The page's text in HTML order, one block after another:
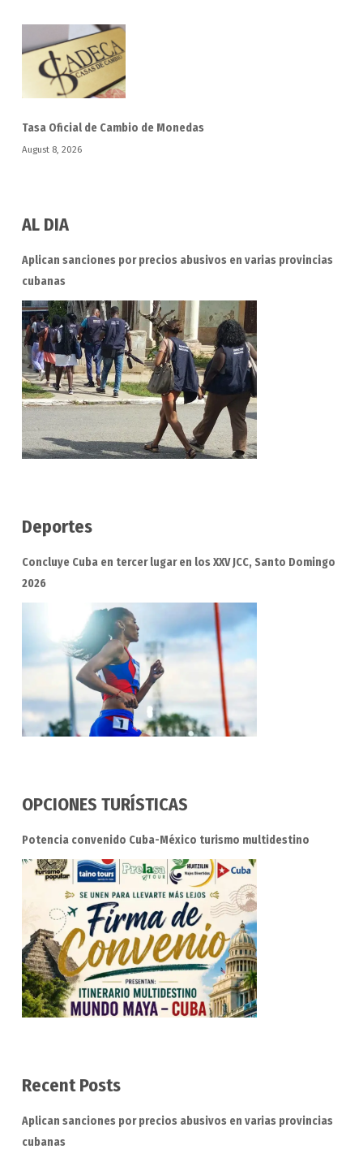
Tasa Oficial de Cambio de Monedas
August 8, 2026
AL DIA
Aplican sanciones por precios abusivos en varias provincias
cubanas
Deportes
Concluye Cuba en tercer lugar en los XXV JCC, Santo Domingo
2026
OPCIONES TURÍSTICAS
Potencia convenido Cuba-México turismo multidestino
Recent Posts
Aplican sanciones por precios abusivos en varias provincias
cubanas